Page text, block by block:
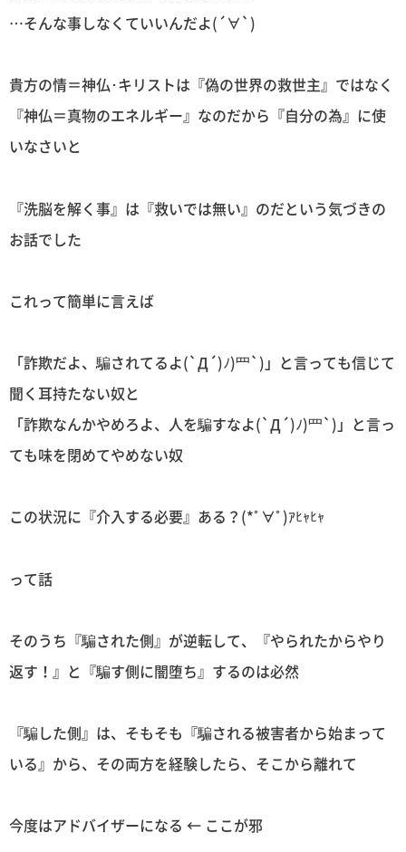
…そんな事しなくていいんだよ(´∀`)
貴方の情＝神仏･キリストは『偽の世界の救世主』ではなく
『神仏＝真物のエネルギー』なのだから『自分の為』に使
いなさいと
『洗脳を解く事』は『救いでは無い』のだという気づきの
お話でした
これって簡単に言えば
「詐欺だよ、騙されてるよ(`Д´)ﾉ)罒`)」と言っても信じて
聞く耳持たない奴と
「詐欺なんかやめろよ、人を騙すなよ(`Д´)ﾉ)罒`)」と言っ
ても味を閉めてやめない奴
この状況に『介入する必要』ある？(*ﾟ∀ﾟ)ｱﾋｬﾋｬ
って話
そのうち『騙された側』が逆転して、『やられたからやり
返す！』と『騙す側に闇堕ち』するのは必然
『騙した側』は、そもそも『騙される被害者から始まって
いる』から、その両方を経験したら、そこから離れて
今度はアドバイザーになる ← ここが邪